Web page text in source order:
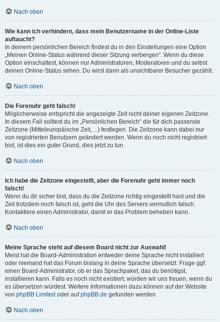
Nach oben
Wie kann ich verhindern, dass mein Benutzername in der Online-Liste
auftaucht?
In deinem persönlichen Bereich findest du in den Einstellungen eine Option
„Meinen Online-Status während dieser Sitzung verbergen“. Wenn du diese
Option einschaltest, können nur Administratoren, Moderatoren und du selbst
deinen Online-Status sehen. Du wirst dann als unsichtbarer Besucher gezählt.
Nach oben
Die Forenuhr geht falsch!
Möglicherweise entspricht die angezeigte Zeit nicht deiner eigenen Zeitzone.
In diesem Fall solltest du im „Persönlichen Bereich“ die für dich passende
Zeitzone (Mitteleuropäische Zeit, ...) festlegen. Die Zeitzone kann dabei nur
von registrierten Benutzern geändert werden. Wenn du noch nicht registriert
bist, ist dies ein guter Grund, dies jetzt zu tun.
Nach oben
Ich habe die Zeitzone eingestellt, aber die Forenuhr geht immer noch
falsch!
Wenn du dir sicher bist, dass du die Zeitzone richtig eingestellt hast und die
Zeit trotzdem noch falsch ist, geht die Uhr des Servers vermutlich falsch.
Kontaktiere einen Administrator, damit er das Problem beheben kann.
Nach oben
Meine Sprache steht auf diesem Board nicht zur Auswahl!
Meist hat die Board-Administration entweder deine Sprache nicht installiert
oder niemand hat das Forum bislang in deine Sprache übersetzt. Frage ggf.
einen Board-Administrator, ob er das Sprachpaket, das du benötigst,
installieren kann. Falls es noch nicht existiert, würden wir uns freuen, wenn du
es übersetzen würdest. Weitere Informationen dazu können auf der Website
von phpBB Limited oder aufphpBB.de gefunden werden.
Nach oben